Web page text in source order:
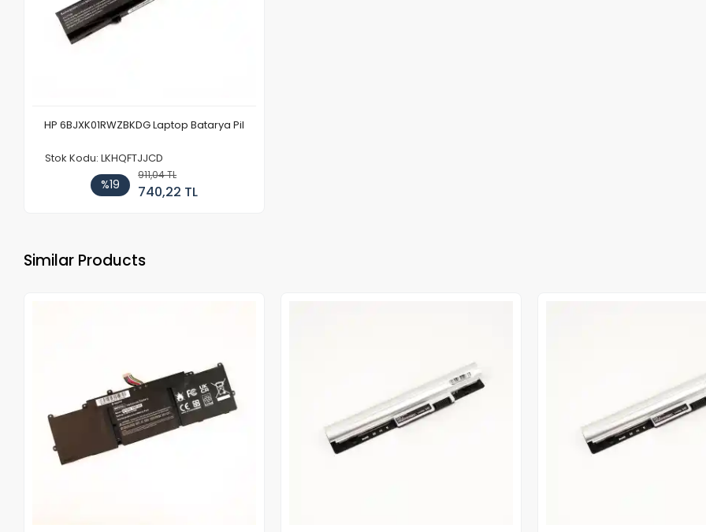
HP 6BJXK01RWZBKDG Laptop Batarya Pil
Stok Kodu: LKHQFTJJCD
%19
911,04 TL
740,22 TL
Similar Products